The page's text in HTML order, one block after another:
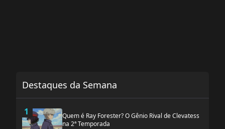
Destaques da Semana
1
Quem é Ray Forester? O Gênio Rival de Clevatess
na 2ª Temporada